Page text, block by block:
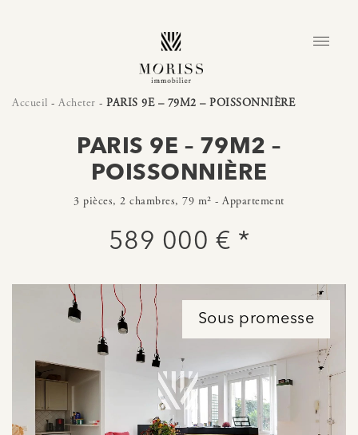
Accueil - Acheter - PARIS 9E – 79M2 – POISSONNIÈRE
PARIS 9E – 79M2 –
POISSONNIÈRE
3 pièces, 2 chambres, 79 m² - Appartement
589 000 € *
Sous promesse